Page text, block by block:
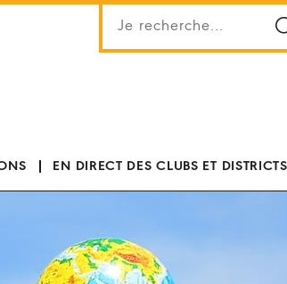
EN DIRECT DES CLUBS ET DISTRICTS